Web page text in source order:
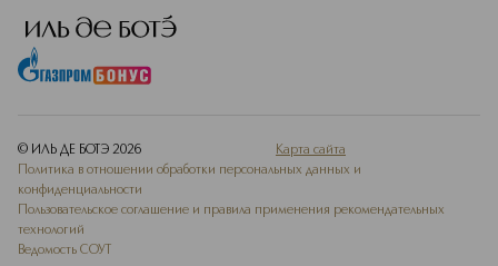
© ИЛЬ ДЕ БОТЭ 2026
Карта сайта
Политика в отношении обработки персональных данных и
конфиденциальности
Пользовательское соглашение и правила применения рекомендательных
технологий
Ведомость СОУТ